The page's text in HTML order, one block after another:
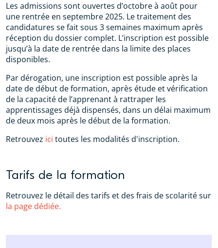
Les admissions sont ouvertes d’octobre à août pour
une rentrée en septembre 2025. Le traitement des
candidatures se fait sous 3 semaines maximum après
réception du dossier complet. L’inscription est possible
jusqu’à la date de rentrée dans la limite des places
disponibles.
Par dérogation, une inscription est possible après la
date de début de formation, après étude et vérification
de la capacité de l’apprenant à rattraper les
apprentissages déjà dispensés, dans un délai maximum
de deux mois après le début de la formation.
Retrouvez ici toutes les modalités d'inscription.
Tarifs de la formation
Retrouvez le détail des tarifs et des frais de scolarité sur
la page dédiée.